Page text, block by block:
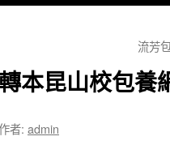
流芳
本昆山校包養
者: admin